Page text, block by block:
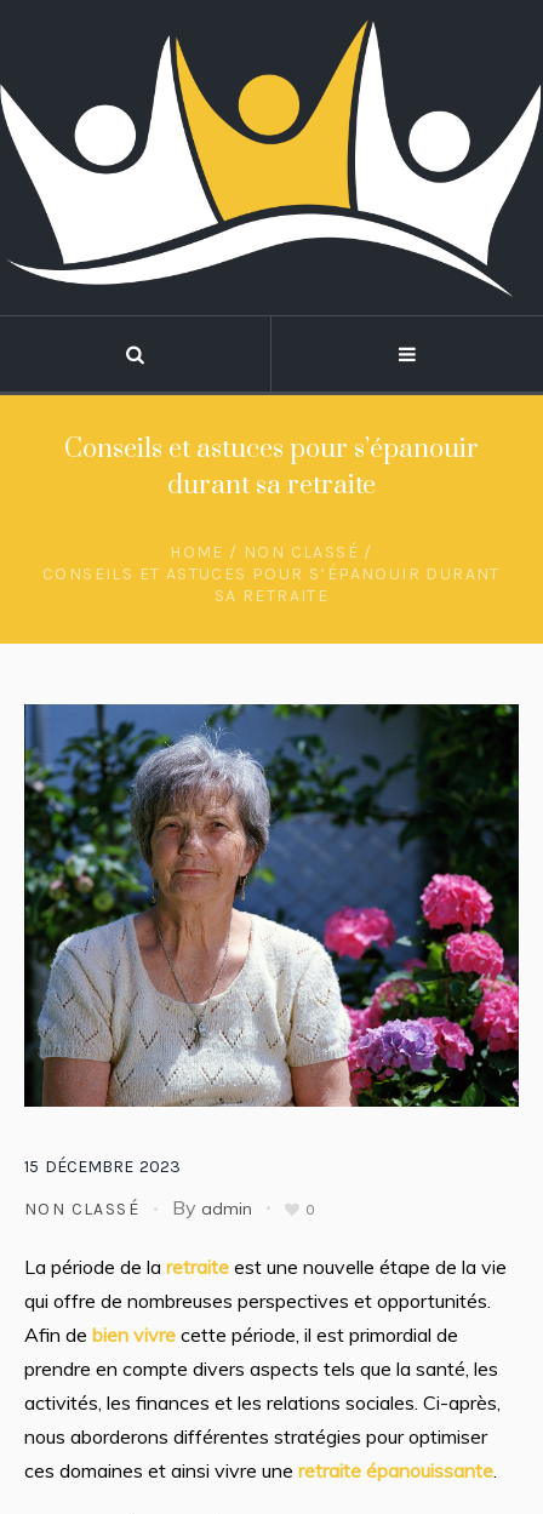
Conseils et astuces pour s’épanouir
durant sa retraite
HOME / NON CLASSÉ /
CONSEILS ET ASTUCES POUR S’ÉPANOUIR DURANT
SA RETRAITE
15 DÉCEMBRE 2023
NON CLASSÉ By admin 0
La période de la retraite est une nouvelle étape de la vie
qui offre de nombreuses perspectives et opportunités.
Afin de bien vivre cette période, il est primordial de
prendre en compte divers aspects tels que la santé, les
activités, les finances et les relations sociales. Ci-après,
nous aborderons différentes stratégies pour optimiser
ces domaines et ainsi vivre une retraite épanouissante